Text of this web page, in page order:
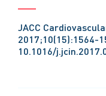
JACC
2017;10(15):1564-
10.1016/